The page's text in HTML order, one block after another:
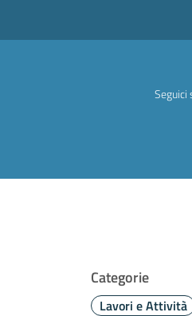
Seguici
Categorie
Lavori e Attività